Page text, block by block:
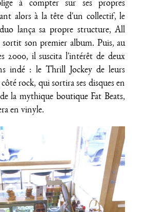
à compter sur ses propres
alors à la tête d'un collectif, le
lança sa propre structure, All
son premier album. Puis, au
2000, il suscita l'intérêt de deux
indé : le Thrill Jockey de leurs
rock, qui sortira ses disques en
la mythique boutique Fat Beats,
en vinyle.